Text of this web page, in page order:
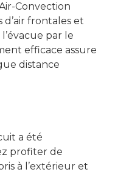
Convection
d’air frontales et
par le
efficace assure
distance
a été
profiter de
à l’extérieur et